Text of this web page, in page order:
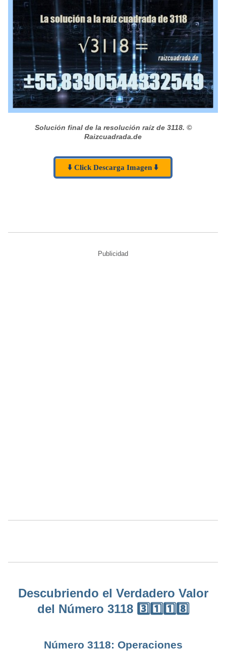
Solución final de la resolución raíz de 3118. ©
Raizcuadrada.de
⬇️ Click Descarga Imagen ⬇️
Publicidad
Descubriendo el Verdadero Valor
del Número 3118 3️⃣1️⃣1️⃣8️⃣
Número 3118: Operaciones